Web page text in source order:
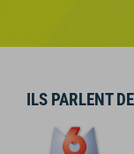
ILS PARLENT